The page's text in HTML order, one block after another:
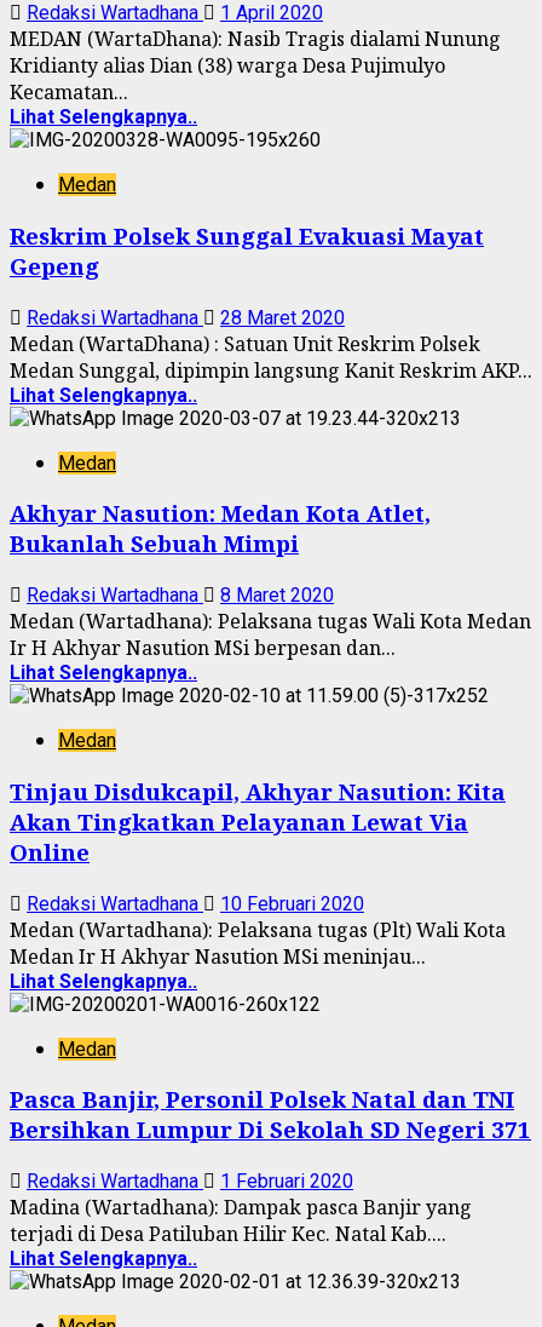
Redaksi Wartadhana 1 April 2020
MEDAN (WartaDhana): Nasib Tragis dialami Nunung
Kridianty alias Dian (38) warga Desa Pujimulyo
Kecamatan...
Lihat Selengkapnya..
Medan
Reskrim Polsek Sunggal Evakuasi Mayat
Gepeng
Redaksi Wartadhana 28 Maret 2020
Medan (WartaDhana) : Satuan Unit Reskrim Polsek
Medan Sunggal, dipimpin langsung Kanit Reskrim AKP...
Lihat Selengkapnya..
Medan
Akhyar Nasution: Medan Kota Atlet,
Bukanlah Sebuah Mimpi
Redaksi Wartadhana 8 Maret 2020
Medan (Wartadhana): Pelaksana tugas Wali Kota Medan
Ir H Akhyar Nasution MSi berpesan dan...
Lihat Selengkapnya..
Medan
Tinjau Disdukcapil, Akhyar Nasution: Kita
Akan Tingkatkan Pelayanan Lewat Via
Online
Redaksi Wartadhana 10 Februari 2020
Medan (Wartadhana): Pelaksana tugas (Plt) Wali Kota
Medan Ir H Akhyar Nasution MSi meninjau...
Lihat Selengkapnya..
Medan
Pasca Banjir, Personil Polsek Natal dan TNI
Bersihkan Lumpur Di Sekolah SD Negeri 371
Redaksi Wartadhana 1 Februari 2020
Madina (Wartadhana): Dampak pasca Banjir yang
terjadi di Desa Patiluban Hilir Kec. Natal Kab....
Lihat Selengkapnya..